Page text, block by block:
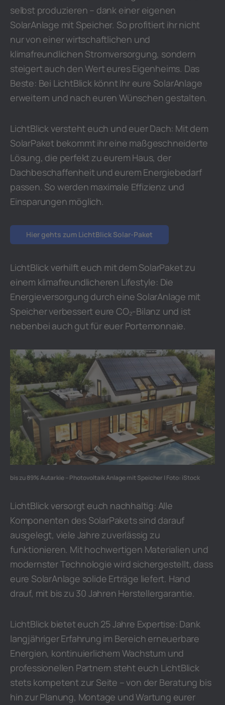
selbst produzieren – dank einer eigenen
SolarAnlage mit Speicher. So profitiert ihr nicht
nur von einer wirtschaftlichen und
klimafreundlichen Stromversorgung, sondern
steigert auch den Wert eures Eigenheims. Das
Beste: Bei LichtBlick könnt Ihr eure SolarAnlage
erweitern und nach euren Wünschen gestalten.
LichtBlick versteht euch und euer Dach: Mit dem
SolarPaket bekommt ihr eine maßgeschneiderte
Lösung, die perfekt zu eurem Haus, der
Dachbeschaffenheit und eurem Energiebedarf
passen. So werden maximale Effizienz und
Einsparungen möglich.
Hier gehts zum LichtBlick Solar-Paket
LichtBlick verhilft euch mit dem SolarPaket zu
einem klimafreundlicheren Lifestyle: Die
Energieversorgung durch eine SolarAnlage mit
Speicher verbessert eure CO₂-Bilanz und ist
nebenbei auch gut für euer Portemonnaie.
bis zu 89% Autarkie – Photovoltaik Anlage mit Speicher | Foto: iStock
LichtBlick versorgt euch nachhaltig: Alle
Komponenten des SolarPakets sind darauf
ausgelegt, viele Jahre zuverlässig zu
funktionieren. Mit hochwertigen Materialien und
modernster Technologie wird sichergestellt, dass
eure SolarAnlage solide Erträge liefert. Hand
drauf, mit bis zu 30 Jahren Herstellergarantie.
LichtBlick bietet euch 25 Jahre Expertise: Dank
langjähriger Erfahrung im Bereich erneuerbare
Energien, kontinuierlichem Wachstum und
professionellen Partnern steht euch LichtBlick
stets kompetent zur Seite – von der Beratung bis
hin zur Planung, Montage und Wartung eurer